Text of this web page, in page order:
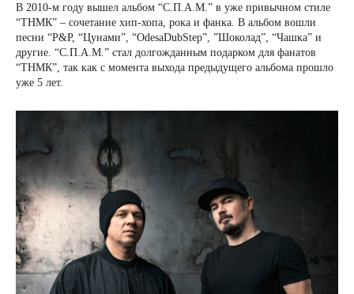
В 2010-м году вышел альбом “С.П.А.М.” в уже привычном стиле
“ТНМК” – сочетание хип-хопа, рока и фанка. В альбом вошли
песни “P&P, “Цунами”, “OdesaDubStep”, ”Шоколад”, “Чашка” и
другие. “С.П.А.М.” стал долгожданным подарком для фанатов
“ТНМК”, так как с момента выхода предыдущего альбома прошло
уже 5 лет.